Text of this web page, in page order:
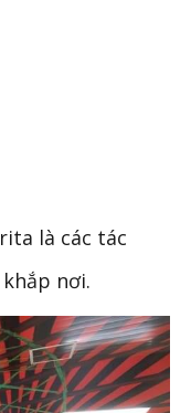
là các tác
nơi.